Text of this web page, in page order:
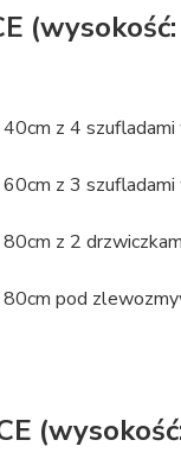
z 4
z 3
z 2
80cm pod